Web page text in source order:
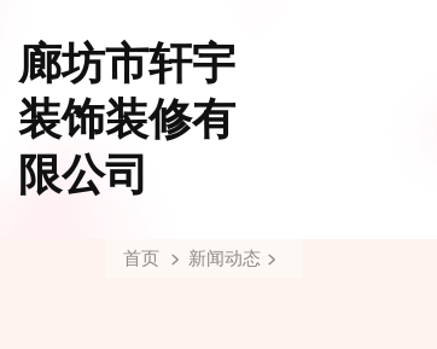
廊坊市轩宇
装饰装修有
限公司
首页 新闻动态